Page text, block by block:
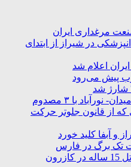
مرغداری ایران
دندانپزشکی در شیراز از ابتدای
اعلام شد
پیش می‌رود
که از قانون جلوتر حرکت
و آبفا کلید خورد
تک برگ در فارس